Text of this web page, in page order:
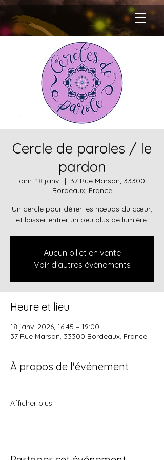
Cercle de paroles / le
pardon
dim. 18 janv.
  |
37 Rue Marsan, 33300
Bordeaux, France
Un cercle pour délier les nœuds du cœur,
et laisser entrer un peu plus de lumière.
Aucun billet en vente
Voir d'autres événements
Heure et lieu
18 janv. 2026, 16:45 – 19:00
37 Rue Marsan, 33300 Bordeaux, France
À propos de l'événement
Afficher plus